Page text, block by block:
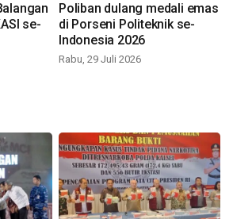
se-
Poliban dulang medali emas
di Porseni Politeknik se-
Indonesia 2026
Rabu, 29 Juli 2026